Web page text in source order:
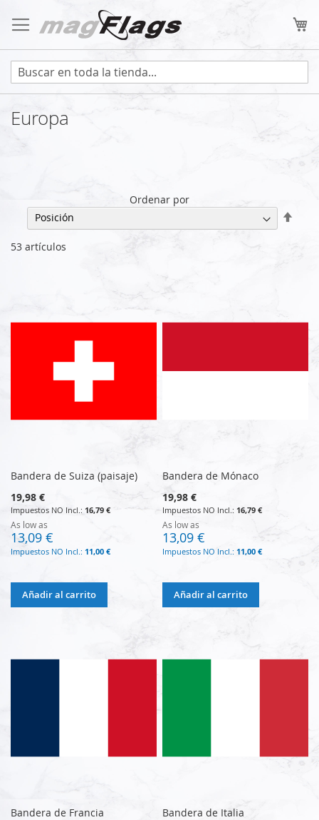
al
contenido
Europa
53 artículos
Ordenar por
Bandera de Suiza (paisaje)
19,98 €
16,79 €
As low as
13,09 €
11,00 €
Añadir al carrito
Bandera de Mónaco
19,98 €
16,79 €
As low as
13,09 €
11,00 €
Añadir al carrito
Bandera de Francia
Bandera de Italia